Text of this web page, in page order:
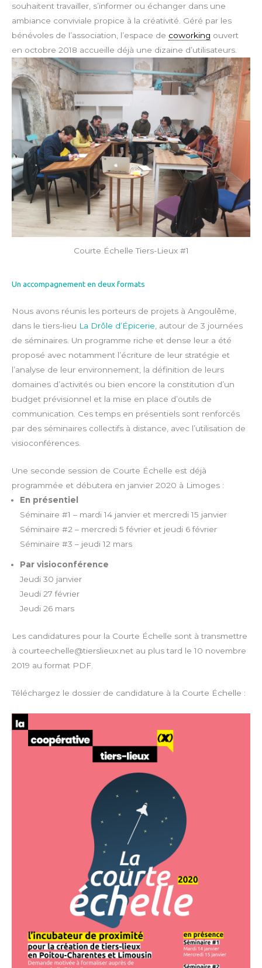
souhaitent travailler, s’informer ou échanger dans une
ambiance conviviale propice à la créativité. Géré par les
bénévoles de l’association, l’espace de coworking ouvert
en octobre 2018 accueille déjà une dizaine d’utilisateurs.
Courte Échelle Tiers-Lieux #1
Un accompagnement en deux formats
Nous avons réunis les porteurs de projets à Angoulême,
dans le tiers-lieu La Drôle d’Épicerie, autour de 3 journées
de séminaires. Un programme riche et dense leur a été
proposé avec notamment l’écriture de leur stratégie et
l’analyse de leur environnement, la définition de leurs
domaines d’activités ou bien encore la constitution d’un
budget prévisionnel et la mise en place d’outils de
communication. Ces temps en présentiels sont renforcés
par des séminaires collectifs à distance, avec l’utilisation de
visioconférences.
Une seconde session de Courte Échelle est déjà
programmée et débutera en janvier 2020 à Limoges :
En présentiel
Séminaire #1 – mardi 14 janvier et mercredi 15 janvier
Séminaire #2 – mercredi 5 février et jeudi 6 février
Séminaire #3 – jeudi 12 mars
Par visioconférence
Jeudi 30 janvier
Jeudi 27 février
Jeudi 26 mars
Les candidatures pour la Courte Échelle sont à transmettre
à courteechelle@tierslieux.net au plus tard le 10 novembre
2019 au format PDF.
Téléchargez le dossier de candidature à la Courte Échelle :